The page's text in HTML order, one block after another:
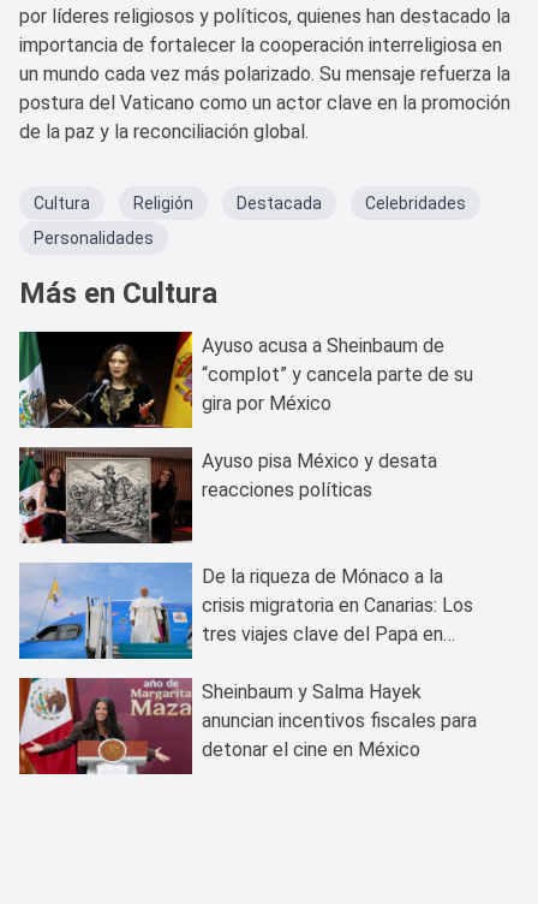
por líderes religiosos y políticos, quienes han destacado la
importancia de fortalecer la cooperación interreligiosa en
un mundo cada vez más polarizado. Su mensaje refuerza la
postura del Vaticano como un actor clave en la promoción
de la paz y la reconciliación global.
Cultura Religión Destacada
Celebridades
Personalidades
Más en Cultura
Ayuso acusa a Sheinbaum de
“complot” y cancela parte de su
gira por México
Ayuso pisa México y desata
reacciones políticas
De la riqueza de Mónaco a la
crisis migratoria en Canarias: Los
tres viajes clave del Papa en
Sheinbaum y Salma Hayek
anuncian incentivos fiscales para
detonar el cine en México